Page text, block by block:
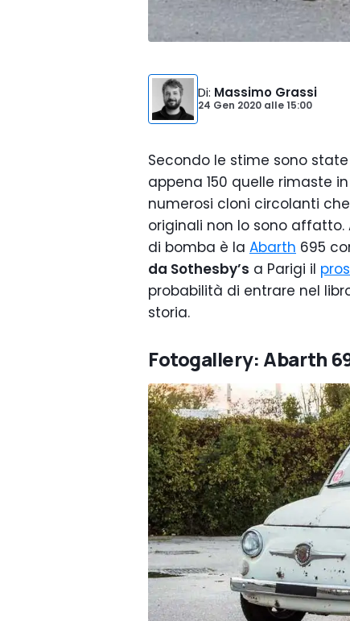
Di: Massimo Grassi
24 Gen 2020 alle15:00
Secondo le stime sono state
appena 150 quelle rimaste
numerosi cloni circolanti
originali non lo sono
di bomba è la Abarth 695
da Sothesby’s a Parigi il
probabilità di entrare nel
storia.
Fotogallery: Abarth